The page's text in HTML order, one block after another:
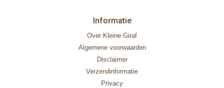
Informatie
Over Kleine Giraf
Algemene voorwaarden
Disclaimer
Verzendinformatie
Privacy